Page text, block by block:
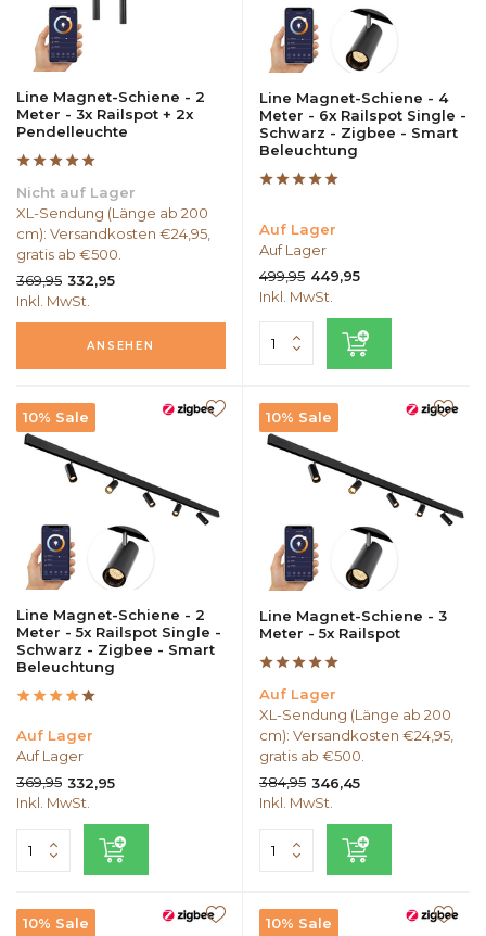
Line Magnet-Schiene - 2
Meter - 3x Railspot + 2x
Pendelleuchte
Nicht auf Lager
XL-Sendung (Länge ab 200
cm): Versandkosten €24,95,
gratis ab €500.
369,95 332,95
Inkl. MwSt.
ANSEHEN
Line Magnet-Schiene - 4
Meter - 6x Railspot Single -
Schwarz - Zigbee - Smart
Beleuchtung
Auf Lager
Auf Lager
499,95 449,95
Inkl. MwSt.
10% Sale
Line Magnet-Schiene - 2
Meter - 5x Railspot Single -
Schwarz - Zigbee - Smart
Beleuchtung
Auf Lager
Auf Lager
369,95 332,95
Inkl. MwSt.
10% Sale
Line Magnet-Schiene - 3
Meter - 5x Railspot
Auf Lager
XL-Sendung (Länge ab 200
cm): Versandkosten €24,95,
gratis ab €500.
384,95 346,45
Inkl. MwSt.
10% Sale 10% Sale